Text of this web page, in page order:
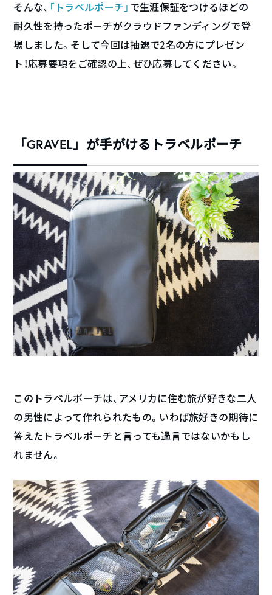
そんな、 「トラベルポーチ」 で生涯保証をつけるほどの
耐久性を持ったポーチがクラウドファンディングで登
場しました。そして今回は抽選で2名の方にプレゼン
ト！応募要項をご確認の上、ぜひ応募してください。
「GRAVEL」が手がけるトラベルポーチ
このトラベルポーチは、アメリカに住む旅が好きな二人
の男性によって作れられたもの。いわば旅好きの期待に
答えたトラベルポーチと言っても過言ではないかもし
れません。